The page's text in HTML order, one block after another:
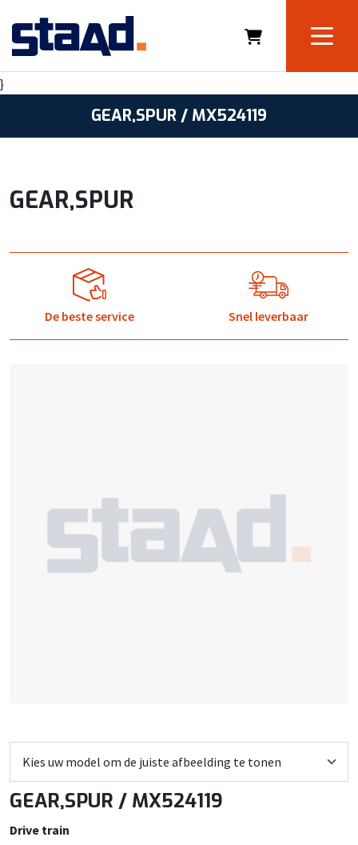
}
GEAR,SPUR / MX524119
GEAR,SPUR
De beste service Snel leverbaar
GEAR,SPUR / MX524119
Drive train